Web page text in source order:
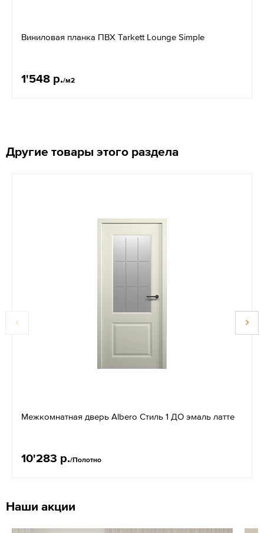
Виниловая планка ПВХ Tarkett Lounge Simple
1'548 р./м2
Другие товары этого раздела
Межкомнатная дверь Albero Стиль 1 ДО эмаль латте
10'283 р./Полотно
Наши акции